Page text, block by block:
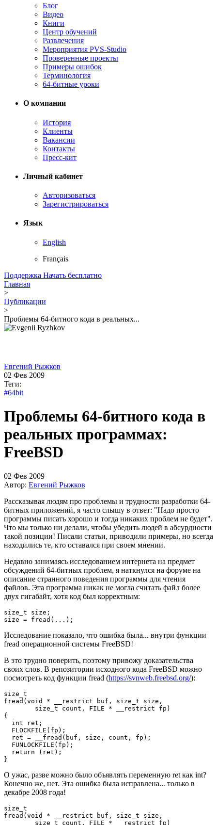
Блог
Видео
Книги
Центр обучений
Развлечения
Мероприятия PVS-Studio
Проверенные проекты
Примеры ошибок
Терминология
64-битные уроки
О компании
История
Клиенты
Вакансии
Контакты
Пресс-кит
Личный кабинет
Авторизоваться
Зарегистрироваться
Язык
English
Français
Поддержка Начать бесплатно
Главная
>
Публикации
>
Проблемы 64-битного кода в реальных...
Евгений Рыжков
02 Фев 2009
Теги:
#64bit
Проблемы 64-битного кода в
реальных программах:
FreeBSD
02 Фев 2009
Автор: Евгений Рыжков
Рассказывая людям про проблемы и трудности разработки 64-
битных приложений, я часто слышу в ответ: "Надо просто
программы писать хорошо и тогда никаких проблем не будет".
Что мы только ни делали, чтобы убедить людей в абсурдности
такой позиции! Писали статьи, приводили примеры, но всегда
находились те, кто оставался при своем мнении.
Недавно занимаясь исследованием интернета на предмет
обсуждений 64-битных проблем, я наткнулся на форуме на
описание странного поведения программы для чтения
файлов. Эта программа никак не могла считать файл более
двух гигабайт, хотя код был корректным:
size_t size;
size = fread(...);
Исследование показало, что ошибка была... внутри функции
fread операционной системы FreeBSD!
В это трудно поверить, поэтому привожу доказательства
своих слов. В репозитории исходного кода FreeBSD можно
посмотреть код функции fread (https://svnweb.freebsd.org/):
size_t
fread(void * __restrict buf, size_t size,
        size_t count, FILE * __restrict fp)
{
  int ret;
  FLOCKFILE(fp);
  ret = __fread(buf, size, count, fp);
  FUNLOCKFILE(fp);
  return (ret);
}
О ужас, разве можно было объявлять переменную ret как int?
Конечно же, нет. Эта ошибка была исправлена... только в
декабре 2008 года!
size_t
fread(void * __restrict buf, size_t size,
        size_t count, FILE * __restrict fp)